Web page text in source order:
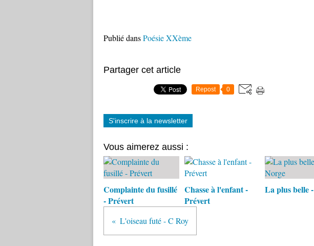
Publié dansPoésie XXème
Partager cet article
Repost 0
S'inscrire à la newsletter
Vous aimerez aussi :
Complainte du fusillé
- Prévert
Chasse à l'enfant -
Prévert
La plus belle
L'oiseau futé - C Roy